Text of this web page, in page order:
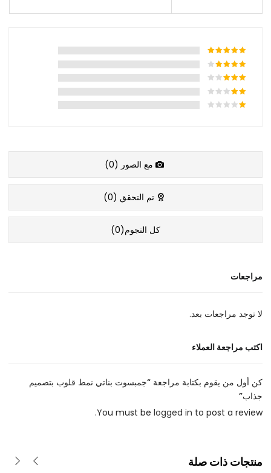
مع الصور (0
)
تم التحقق (0
)
كل النجوم(0
)
مراجعات
لا توجد مراجعات بعد.
اكتب مراجعة العملاء
كن أول من يقوم بكتابة مراجعة “جمبسوت بناتي نمط قلوب بتصميم
جذاب”
You must be logged in to post a review.
منتجات ذات صلة